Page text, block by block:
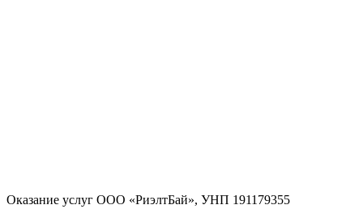
Оказание услуг ООО «РиэлтБай», УНП 191179355